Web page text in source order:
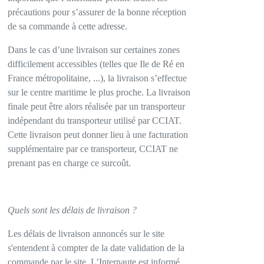
précautions pour s’assurer de la bonne réception
de sa commande à cette adresse.
Dans le cas d’une livraison sur certaines zones
difficilement accessibles (telles que Ile de Ré en
France métropolitaine, ...), la livraison s’effectue
sur le centre maritime le plus proche. La livraison
finale peut être alors réalisée par un transporteur
indépendant du transporteur utilisé par CCIAT.
Cette livraison peut donner lieu à une facturation
supplémentaire par ce transporteur, CCIAT ne
prenant pas en charge ce surcoût.
Quels sont les délais de livraison ?
Les délais de livraison annoncés sur le site
s'entendent à compter de la date validation de la
commande par le site. L’Internaute est informé